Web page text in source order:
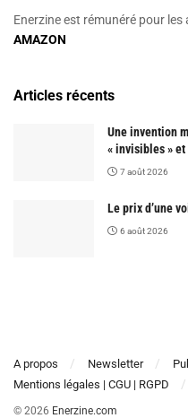
Enerzine est rémunéré pour
AMAZON
Articles récents
Une invention
« invisibles » et
7 août 2026
Le prix d’une
6 août 2026
A propos Newsletter
Mentions légales | CGU | RGPD
© 2026 Enerzine.com